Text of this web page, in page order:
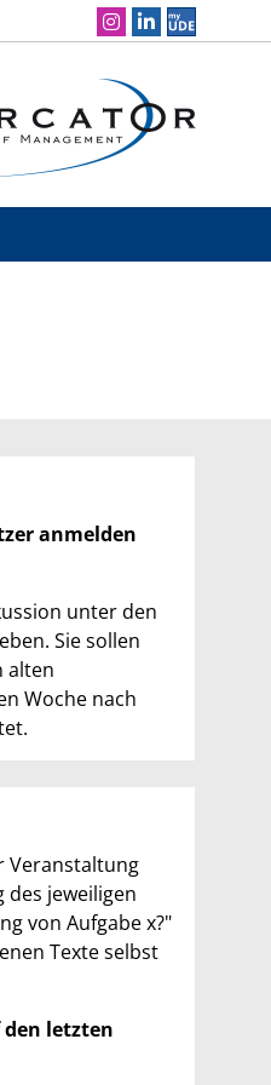
Social Media Navigation
anmelden
unter den
Sie sollen
alten
Woche nach
Veranstaltung
des jeweiligen
von Aufgabe x?"
Texte selbst
letzten